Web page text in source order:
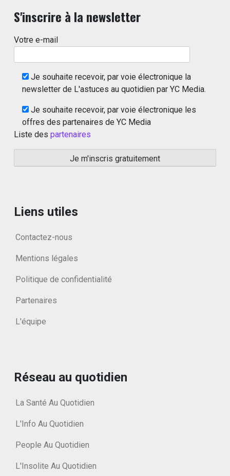
S'inscrire à la newsletter
Votre e-mail
Je souhaite recevoir, par voie électronique la
newsletter de L'astuces au quotidien par YC Media.
Je souhaite recevoir, par voie électronique les
offres des partenaires de YC Media
Liste des partenaires
Liens utiles
Contactez-nous
Mentions légales
Politique de confidentialité
Partenaires
L'équipe
Réseau au quotidien
La Santé Au Quotidien
L'Info Au Quotidien
People Au Quotidien
L'Insolite Au Quotidien